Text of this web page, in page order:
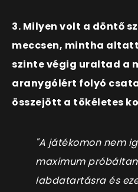
3. Milyen volt a döntő
meccsen, mintha
szinte végig uraltad a
aranygólért folyó
összejött a tökéletes
"A játékomon nem
maximum
labdatartásra és